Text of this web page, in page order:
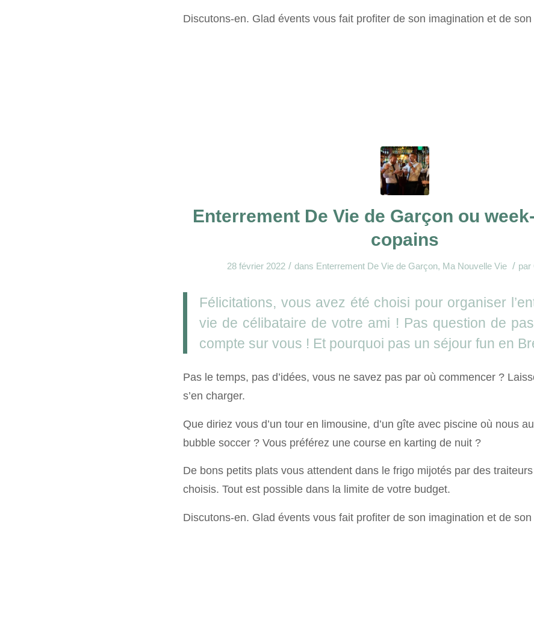
Discutons-en. Glad évents vous fait profiter de son imagination et de
Enterrement De Vie de Garçon ou
copains
28 février 2022 / dans Enterrement De Vie de Garçon, Ma Nouvelle Vie / par
Félicitations, vous avez été choisi pour organiser
vie de célibataire de votre ami ! Pas question de
compte sur vous ! Et pourquoi pas un séjour fun en
Pas le temps, pas d’idées, vous ne savez pas par où commencer ?
s’en charger.
Que diriez vous d’un tour en limousine, d’un gîte avec piscine où nous
bubble soccer ? Vous préférez une course en karting de nuit ?
De bons petits plats vous attendent dans le frigo mijotés par des
choisis. Tout est possible dans la limite de votre budget.
Discutons-en. Glad évents vous fait profiter de son imagination et de